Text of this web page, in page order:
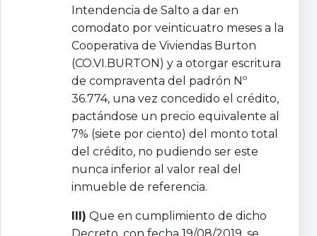
Intendencia de Salto a dar en
comodato por veinticuatro meses a la
Cooperativa de Viviendas Burton
(CO.VI.BURTON) y a otorgar escritura
de compraventa del padrón Nº
36.774, una vez concedido el crédito,
pactándose un precio equivalente al
7% (siete por ciento) del monto total
del crédito, no pudiendo ser este
nunca inferior al valor real del
inmueble de referencia.
III) Que en cumplimiento de dicho